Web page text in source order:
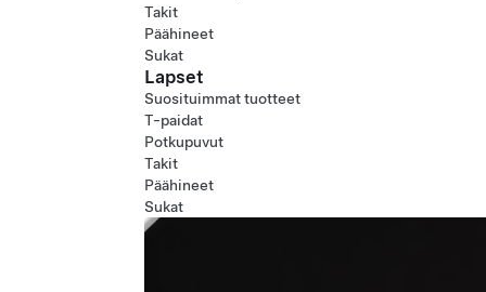
Takit
Päähineet
Sukat
Lapset
Suosituimmat tuotteet
T-paidat
Potkupuvut
Takit
Päähineet
Sukat